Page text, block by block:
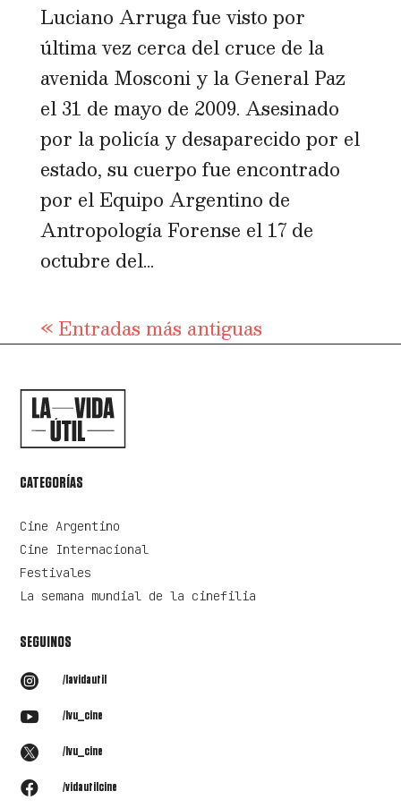
Luciano Arruga fue visto por
última vez cerca del cruce de la
avenida Mosconi y la General Paz
el 31 de mayo de 2009. Asesinado
por la policía y desaparecido por el
estado, su cuerpo fue encontrado
por el Equipo Argentino de
Antropología Forense el 17 de
octubre del...
« Entradas más antiguas
CATEGORÍAS
Cine Argentino
Cine Internacional
Festivales
La semana mundial de la cinefilia
SEGUINOS
 /lavidautil
 /lvu_cine
 /lvu_cine
 /vidautilcine